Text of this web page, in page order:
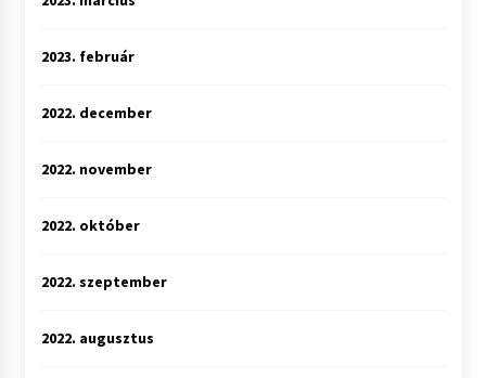
2023. február
2022. december
2022. november
2022. október
2022. szeptember
2022. augusztus